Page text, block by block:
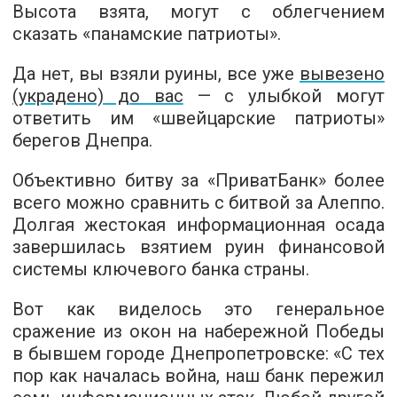
Высота взята, могут с облегчением
сказать «панамские патриоты».
Да нет, вы взяли руины, все уже вывезено
(украдено) до вас — с улыбкой могут
ответить им «швейцарские патриоты»
берегов Днепра.
Объективно битву за «ПриватБанк» более
всего можно сравнить с битвой за Алеппо.
Долгая жестокая информационная осада
завершилась взятием руин финансовой
системы ключевого банка страны.
Вот как виделось это генеральное
сражение из окон на набережной Победы
в бывшем городе Днепропетровске: «С тех
пор как началась война, наш банк пережил